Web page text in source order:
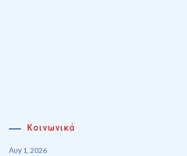
Κοινωνικά
Αυγ 1, 2026